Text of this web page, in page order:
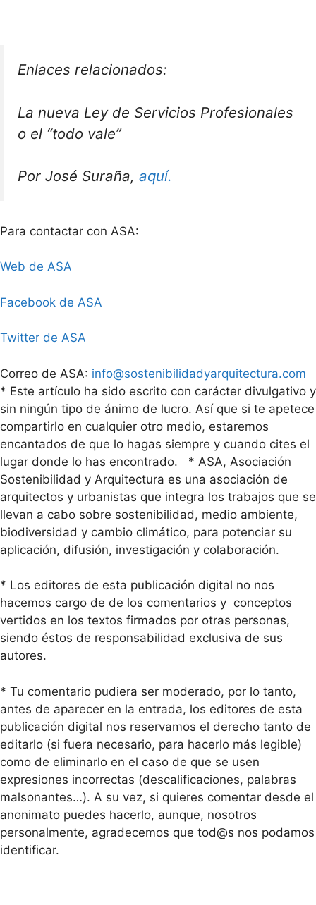
Enlaces relacionados:
La nueva Ley de Servicios Profesionales
o el “todo vale”
Por José Suraña, aquí.
Para contactar con ASA:
Web de ASA
Facebook de ASA
Twitter de ASA
Correo de ASA: info@sostenibilidadyarquitectura.com
* Este artículo ha sido escrito con carácter divulgativo y
sin ningún tipo de ánimo de lucro. Así que si te apetece
compartirlo en cualquier otro medio, estaremos
encantados de que lo hagas siempre y cuando cites el
lugar donde lo has encontrado. * ASA, Asociación
Sostenibilidad y Arquitectura es una asociación de
arquitectos y urbanistas que integra los trabajos que se
llevan a cabo sobre sostenibilidad, medio ambiente,
biodiversidad y cambio climático, para potenciar su
aplicación, difusión, investigación y colaboración.
* Los editores de esta publicación digital no nos
hacemos cargo de de los comentarios y conceptos
vertidos en los textos firmados por otras personas,
siendo éstos de responsabilidad exclusiva de sus
autores.
* Tu comentario pudiera ser moderado, por lo tanto,
antes de aparecer en la entrada, los editores de esta
publicación digital nos reservamos el derecho tanto de
editarlo (si fuera necesario, para hacerlo más legible)
como de eliminarlo en el caso de que se usen
expresiones incorrectas (descalificaciones, palabras
malsonantes…). A su vez, si quieres comentar desde el
anonimato puedes hacerlo, aunque, nosotros
personalmente, agradecemos que tod@s nos podamos
identificar.